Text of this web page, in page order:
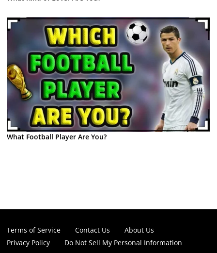
What Football Player Are You?
Terms of Service Contact Us
About Us
Privacy Policy
Do Not Sell My Personal Information